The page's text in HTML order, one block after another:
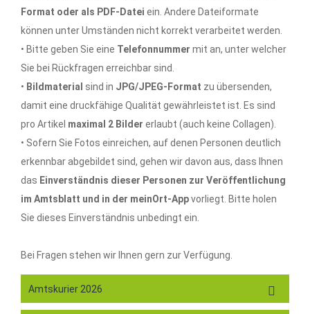
Format oder als PDF-Datei ein. Andere Dateiformate
können unter Umständen nicht korrekt verarbeitet werden.
• Bitte geben Sie eine Telefonnummer mit an, unter welcher
Sie bei Rückfragen erreichbar sind.
• Bildmaterial sind in JPG/JPEG-Format zu übersenden,
damit eine druckfähige Qualität gewährleistet ist. Es sind
pro Artikel maximal 2 Bilder erlaubt (auch keine Collagen).
• Sofern Sie Fotos einreichen, auf denen Personen deutlich
erkennbar abgebildet sind, gehen wir davon aus, dass Ihnen
das Einverständnis dieser Personen zur Veröffentlichung
im Amtsblatt und in der meinOrt-Appvorliegt. Bitte holen
Sie dieses Einverständnis unbedingt ein.
Bei Fragen stehen wir Ihnen gern zur Verfügung.
Amtskurier 2026